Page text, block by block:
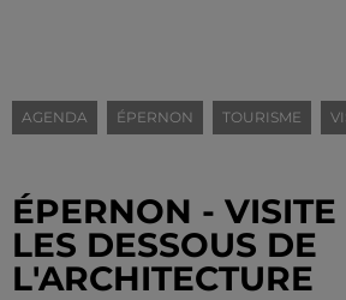
AGENDA ÉPERNON TOURISME
ÉPERNON - VISITE
LES DESSOUS DE
L'ARCHITECTURE